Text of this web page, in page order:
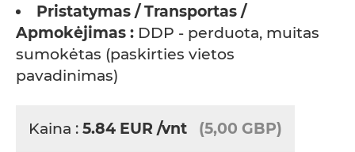
Pristatymas / Transportas /
Apmokėjimas : DDP - perduota, muitas
sumokėtas (paskirties vietos
pavadinimas)
Kaina : 5.84 EUR /vnt (5,00 GBP)